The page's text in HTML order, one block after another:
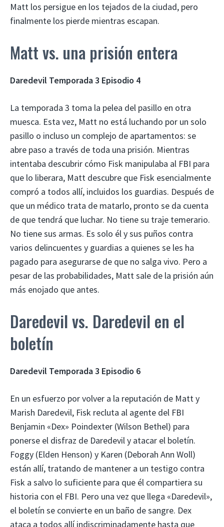
Matt los persigue en los tejados de la ciudad, pero
finalmente los pierde mientras escapan.
Matt vs. una prisión entera
Daredevil Temporada 3 Episodio 4
La temporada 3 toma la pelea del pasillo en otra
muesca. Esta vez, Matt no está luchando por un solo
pasillo o incluso un complejo de apartamentos: se
abre paso a través de toda una prisión. Mientras
intentaba descubrir cómo Fisk manipulaba al FBI para
que lo liberara, Matt descubre que Fisk esencialmente
compró a todos allí, incluidos los guardias. Después de
que un médico trata de matarlo, pronto se da cuenta
de que tendrá que luchar. No tiene su traje temerario.
No tiene sus armas. Es solo él y sus puños contra
varios delincuentes y guardias a quienes se les ha
pagado para asegurarse de que no salga vivo. Pero a
pesar de las probabilidades, Matt sale de la prisión aún
más enojado que antes.
Daredevil vs. Daredevil en el
boletín
Daredevil Temporada 3 Episodio 6
En un esfuerzo por volver a la reputación de Matt y
Marish Daredevil, Fisk recluta al agente del FBI
Benjamin «Dex» Poindexter (Wilson Bethel) para
ponerse el disfraz de Daredevil y atacar el boletín.
Foggy (Elden Henson) y Karen (Deborah Ann Woll)
están allí, tratando de mantener a un testigo contra
Fisk a salvo lo suficiente para que él compartiera su
historia con el FBI. Pero una vez que llega «Daredevil»,
el boletín se convierte en un baño de sangre. Dex
ataca a todos allí indiscriminadamente hasta que